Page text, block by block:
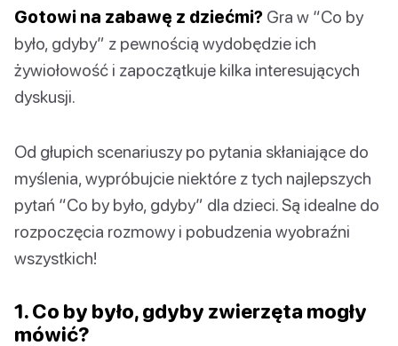
Gotowi na zabawę z dziećmi? Gra w “Co by
było, gdyby” z pewnością wydobędzie ich
żywiołowość i zapoczątkuje kilka interesujących
dyskusji.
Od głupich scenariuszy po pytania skłaniające do
myślenia, wypróbujcie niektóre z tych najlepszych
pytań “Co by było, gdyby” dla dzieci. Są idealne do
rozpoczęcia rozmowy i pobudzenia wyobraźni
wszystkich!
1. Co by było, gdyby zwierzęta mogły
mówić?